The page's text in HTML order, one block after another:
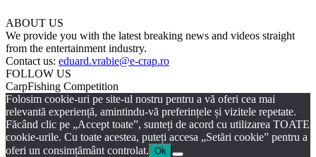
ABOUT US
We provide you with the latest breaking news and videos straight
from the entertainment industry.
Contact us: eduard.vrabie@e-crap.ro
FOLLOW US
CarpFishing Competition
Folosim cookie-uri pe site-ul nostru pentru a vă oferi cea mai
relevantă experiență, amintindu-vă preferințele și vizitele repetate.
Făcând clic pe „Accept toate”, sunteți de acord cu utilizarea TOATE
cookie-urile. Cu toate acestea, puteți accesa „Setări cookie” pentru a
oferi un consimțământ controlat. Ok